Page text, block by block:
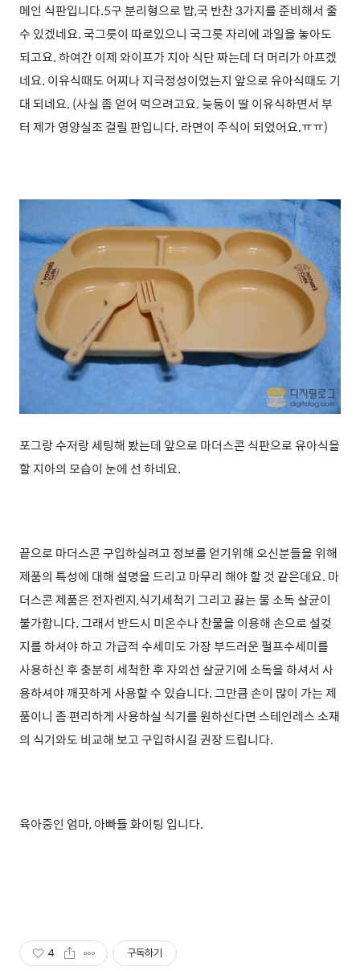
메인 식판입니다.5구 분리형으로 밥,국 반찬 3가지를 준비해서 줄
수 있겠네요. 국그릇이 따로있으니 국그릇 자리에 과일을 놓아도
되고요. 하여간 이제 와이프가 지아 식단 짜는데 더 머리가 아프겠
네요. 이유식때도 어찌나 지극정성이었는지 앞으로 유아식때도 기
대 되네요. (사실 좀 얻어 먹으려고요. 늦둥이 딸 이유식하면서 부
터 제가 영양실조 걸릴 판입니다. 라면이 주식이 되었어요.ㅠㅠ)
포그랑 수저랑 세팅해 봤는데 앞으로 마더스콘 식판으로 유아식을
할 지아의 모습이 눈에 선 하네요.
끝으로 마더스콘 구입하실려고 정보를 얻기위해 오신분들을 위해
제품의 특성에 대해 설명을 드리고 마무리 해야 할 것 같은데요. 마
더스콘 제품은 전자렌지,식기세척기 그리고 끓는 물 소독 살균이
불가합니다. 그래서 반드시 미온수나 찬물을 이용해손으로 설겆
지를 하셔야 하고 가급적 수세미도 가장 부드러운 펄프수세미를
사용하신 후 충분히 세척한 후 자외선 살균기에 소독을 하셔서 사
용하셔야 깨끗하게 사용할 수 있습니다. 그만큼 손이 많이 가는 제
품이니 좀 편리하게 사용하실 식기를 원하신다면 스테인레스 소재
의 식기와도 비교해 보고 구입하시길 권장 드립니다.
육아중인 엄마, 아빠들 화이팅 입니다.
4 구독하기